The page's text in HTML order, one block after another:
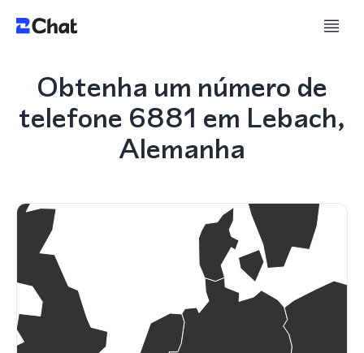
Obtenha um número de
telefone 6881 em Lebach,
Alemanha